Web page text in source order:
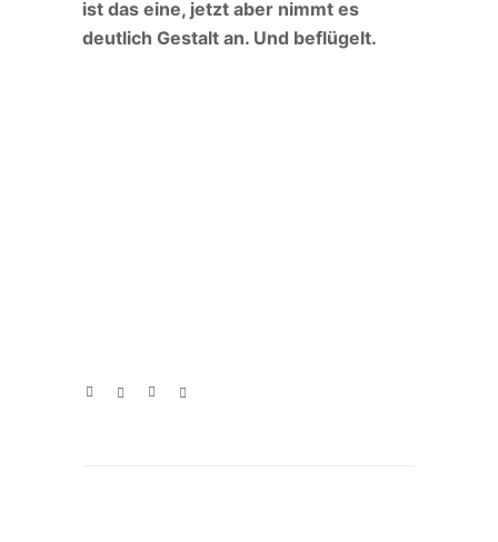
ist das eine, jetzt aber nimmt es
deutlich Gestalt an. Und beflügelt.